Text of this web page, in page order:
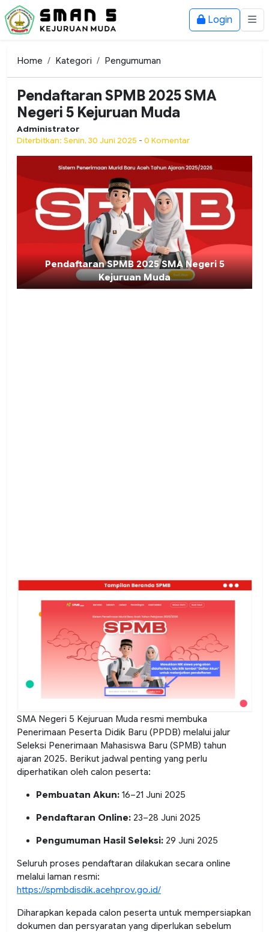
Login
Home Kategori Pengumuman
Pendaftaran SPMB 2025 SMA
Negeri 5 Kejuruan Muda
Administrator
Diterbitkan: Senin, 30 Juni 2025 - 0 Komentar
Pendaftaran SPMB 2025 SMA Negeri 5
Kejuruan Muda
SMA Negeri 5 Kejuruan Muda resmi membuka
Penerimaan Peserta Didik Baru (PPDB) melalui jalur
Seleksi Penerimaan Mahasiswa Baru (SPMB) tahun
ajaran 2025. Berikut jadwal penting yang perlu
diperhatikan oleh calon peserta:
Pembuatan Akun: 16–21 Juni 2025
Pendaftaran Online: 23–28 Juni 2025
Pengumuman Hasil Seleksi: 29 Juni 2025
Seluruh proses pendaftaran dilakukan secara online
melalui laman resmi:
https://spmbdisdik.acehprov.go.id/
Diharapkan kepada calon peserta untuk mempersiapkan
dokumen dan persyaratan yang diperlukan sebelum